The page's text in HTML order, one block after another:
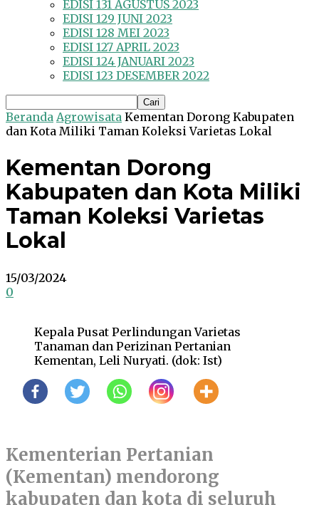
EDISI 131 AGUSTUS 2023
EDISI 129 JUNI 2023
EDISI 128 MEI 2023
EDISI 127 APRIL 2023
EDISI 124 JANUARI 2023
EDISI 123 DESEMBER 2022
Beranda Agrowisata Kementan Dorong Kabupaten
dan Kota Miliki Taman Koleksi Varietas Lokal
Kementan Dorong
Kabupaten dan Kota Miliki
Taman Koleksi Varietas
Lokal
15/03/2024
0
Kepala Pusat Perlindungan Varietas
Tanaman dan Perizinan Pertanian
Kementan, Leli Nuryati. (dok: Ist)
Kementerian Pertanian
(Kementan) mendorong
kabupaten dan kota di seluruh